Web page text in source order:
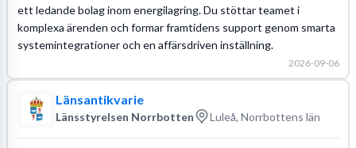
ett ledande bolag inom energilagring. Du stöttar teamet i
komplexa ärenden och formar framtidens support genom smarta
systemintegrationer och en affärsdriven inställning.
2026-09-06
Länsantikvarie
Länsstyrelsen Norrbotten Luleå, Norrbottens län